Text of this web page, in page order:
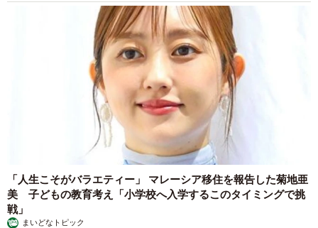
5/5
メンテナンスのためにドック入りしたタンカー「ひなた」（東幸海運提
供）
「人生こそがバラエティー」 マレーシア移住を報告した菊地亜
美 子どもの教育考え「小学校へ入学するこのタイミングで挑
戦」
まいどなトピック